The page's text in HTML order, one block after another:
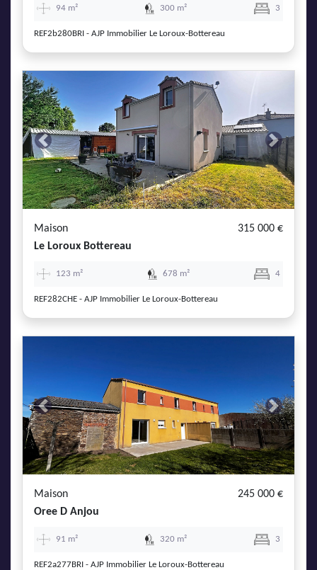
94 m² 300 m² 3
REF2b280BRI - AJP Immobilier Le Loroux-Bottereau
Previous Next
Maison
315 000 €
Le Loroux Bottereau
123 m² 678 m² 4
REF282CHE - AJP Immobilier Le Loroux-Bottereau
Previous Next
Maison
245 000 €
Oree D Anjou
91 m² 320 m² 3
REF2a277BRI - AJP Immobilier Le Loroux-Bottereau